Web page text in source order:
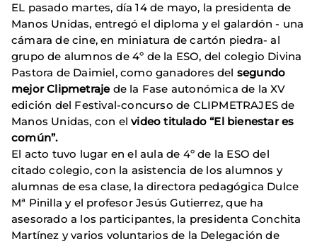
EL pasado martes, día 14 de mayo, la presidenta de
Manos Unidas, entregó el diploma y el galardón - una
cámara de cine, en miniatura de cartón piedra- al
grupo de alumnos de 4º de la ESO, del colegio Divina
Pastora de Daimiel, como ganadores del segundo
mejor Clipmetrajede la Fase autonómica de la XV
edición del Festival-concurso de CLIPMETRAJES de
Manos Unidas, con elvideo titulado “El bienestar es
común”.
El acto tuvo lugar en el aula de 4º de la ESO del
citado colegio, con la asistencia de los alumnos y
alumnas de esa clase, la directora pedagógica Dulce
Mª Pinilla y el profesor Jesús Gutierrez, que ha
asesorado a los participantes, la presidenta Conchita
Martínez y varios voluntarios de la Delegación de